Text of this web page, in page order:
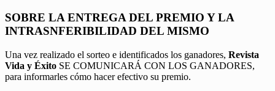
SOBRE LA ENTREGA DEL PREMIO Y LA
INTRASNFERIBILIDAD DEL MISMO
Una vez realizado el sorteo e identificados los ganadores, Revista
Vida y Éxito SE COMUNICARÁ CON LOS GANADORES,
para informarles cómo hacer efectivo su premio.